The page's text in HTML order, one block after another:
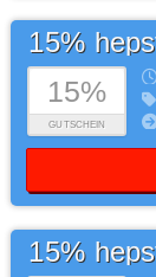
15%
GUTSCHEIN
15%
15%